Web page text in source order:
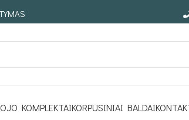
KOMPLEKTAIKORPUSINIAI BALDAI